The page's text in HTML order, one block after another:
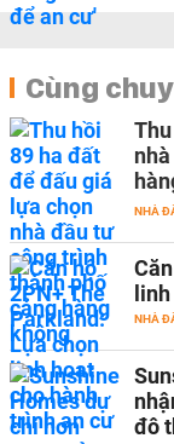
Cùng
NHÀ
NHÀ
đô